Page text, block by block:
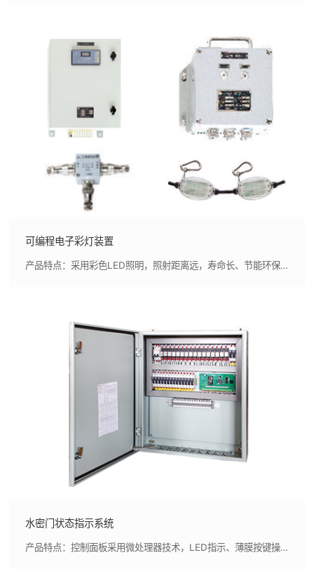
可编程电子彩灯装置
产品特点：采用彩色LED照明，照射距离远，寿命长、节能环保，与传统彩灯相比，节能85%以上。,具有可编程多种工作模式，色彩、亮度均可控，显示效果丰富多彩，更具有先进性和观赏性，还能与背景音乐同步，烘托气氛。
水密门状态指示系统
产品特点：控制面板采用微处理器技术，LED指示、薄膜按键操作，外形美观，指示清晰,控制面板可按照实船布置模拟显示水密门的位置